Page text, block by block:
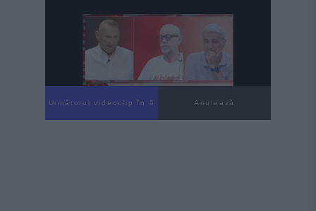
Următorul videoclip în 4 Anulează